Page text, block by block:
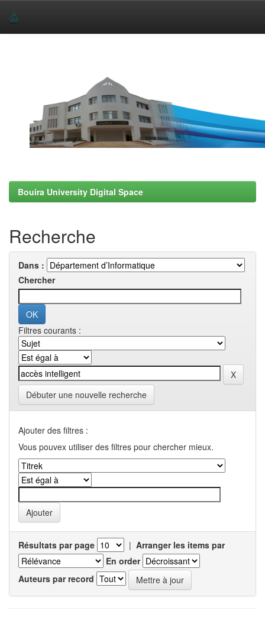
Bouira University Digital Space
Recherche
Dans :
Chercher
Filtres courants :
Débuter une nouvelle recherche
Ajouter des filtres :
Vous pouvex utiliser des filtres pour chercher mieux.
Résultats par page | Arranger les items par
En order
Auteurs par record